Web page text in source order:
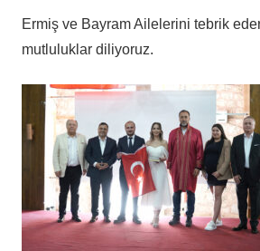
Ermiş ve Bayram Ailelerini tebrik
mutluluklar diliyoruz.